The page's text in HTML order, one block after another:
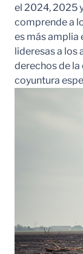
el 2024, 2025
comprende a
es más amplia
lideresas a los
derechos de la
coyuntura